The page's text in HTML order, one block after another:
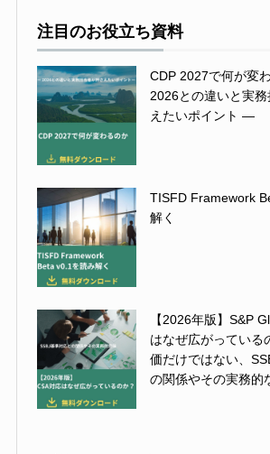
注目のお役立ち資料
CDP 2027で何が
2026との違いと実務
えたいポイント ―
TISFD Framework
解く
【2026年版】S&P
はなぜ広がってい
価だけではない、
の関係やその実務